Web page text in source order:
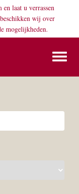
en laat u verrassen
wij over
mogelijkheden.